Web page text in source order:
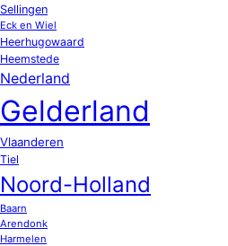
Sellingen
Eck en Wiel
Heerhugowaard
Heemstede
Nederland
Gelderland
Vlaanderen
Tiel
Noord-Holland
Baarn
Arendonk
Harmelen